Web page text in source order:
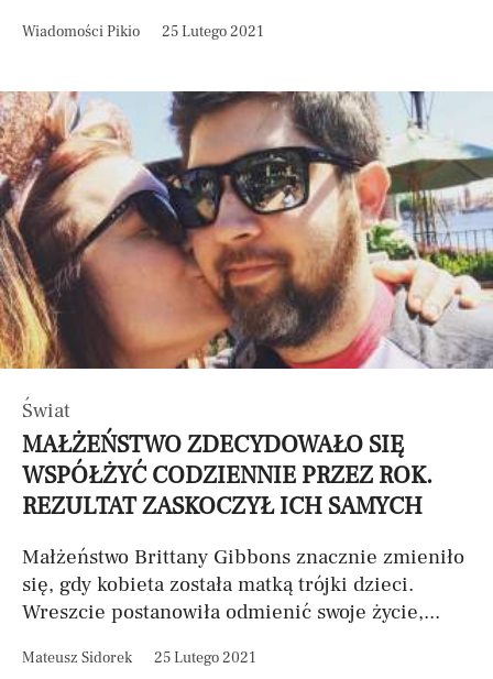
Wiadomości Pikio 25 Lutego 2021
Świat
MAŁŻEŃSTWO ZDECYDOWAŁO SIĘ
WSPÓŁŻYĆ CODZIENNIE PRZEZ ROK.
REZULTAT ZASKOCZYŁ ICH SAMYCH
Małżeństwo Brittany Gibbons znacznie zmieniło
się, gdy kobieta została matką trójki dzieci.
Wreszcie postanowiła odmienić swoje życie,...
Mateusz Sidorek 25 Lutego 2021